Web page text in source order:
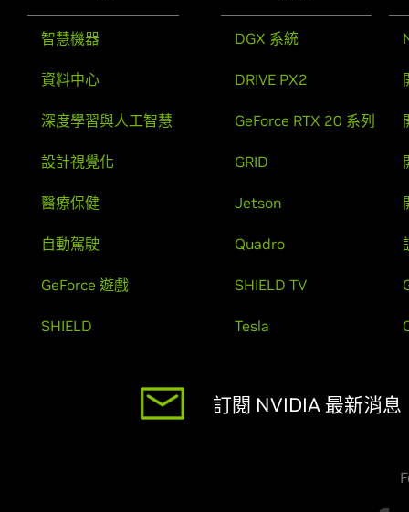
智慧機器
資料中心
深度學習與人工智慧
設計視覺化
醫療保健
自動駕駛
GeForce 遊戲
SHIELD
DGX 系統
DRIVE PX2
GeForce RTX 20 系列
GRID
Jetson
Quadro
SHIELD TV
Tesla
訂閱 NVIDIA 最新消息